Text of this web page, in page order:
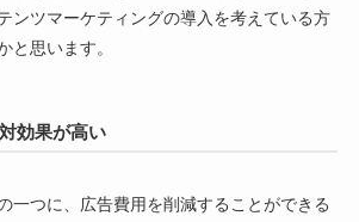
ンツマーケティングの導入を考えている方
と思います。
効果が高い
一つに、広告費用を削減することができる